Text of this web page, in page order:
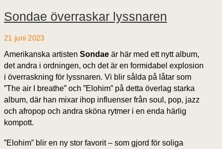
Sondae överraskar lyssnaren
21 juni 2023
Amerikanska artisten Sondae är här med ett nytt album,
det andra i ordningen, och det är en formidabel explosion
i överraskning för lyssnaren. Vi blir sålda på låtar som
”The air I breathe” och ”Elohim” på detta överlag starka
album, där han mixar ihop influenser från soul, pop, jazz
och afropop och andra sköna rytmer i en enda härlig
kompott.
”Elohim” blir en ny stor favorit – som gjord för soliga